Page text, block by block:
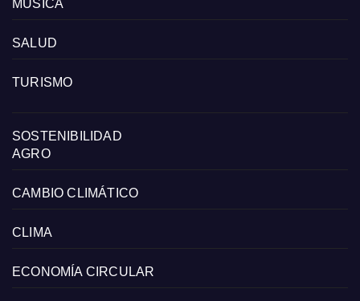
MÚSICA
SALUD
TURISMO
SOSTENIBILIDAD
AGRO
CAMBIO CLIMÁTICO
CLIMA
ECONOMÍA CIRCULAR